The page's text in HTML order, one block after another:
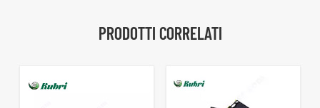
PRODOTTI CORRELATI